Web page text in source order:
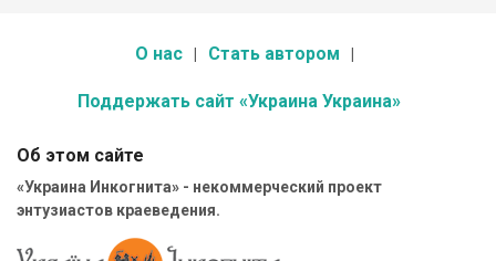
О нас Стать автором
Поддержать сайт «Украина Украина»
Об этом сайте
«Украина Инкогнита» - некоммерческий проект
энтузиастов краеведения.